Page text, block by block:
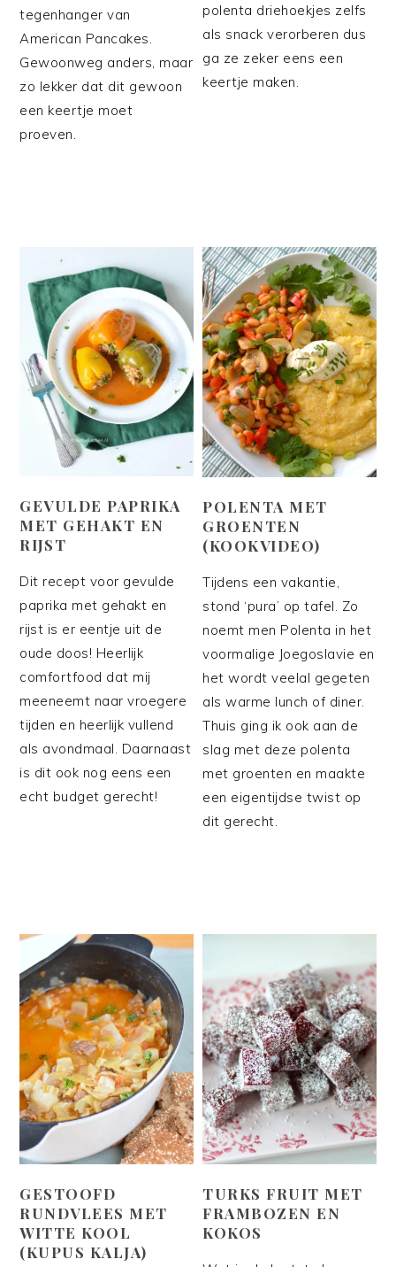
tegenhanger van
American Pancakes.
Gewoonweg anders, maar
zo lekker dat dit gewoon
een keertje moet
proeven.
polenta driehoekjes zelfs
als snack verorberen dus
ga ze zeker eens een
keertje maken.
GEVULDE PAPRIKA
MET GEHAKT EN
RIJST
Dit recept voor gevulde
paprika met gehakt en
rijst is er eentje uit de
oude doos! Heerlijk
comfortfood dat mij
meeneemt naar vroegere
tijden en heerlijk vullend
als avondmaal. Daarnaast
is dit ook nog eens een
echt budget gerecht!
POLENTA MET
GROENTEN
(KOOKVIDEO)
Tijdens een vakantie,
stond ‘pura’ op tafel. Zo
noemt men Polenta in het
voormalige Joegoslavie en
het wordt veelal gegeten
als warme lunch of diner.
Thuis ging ik ook aan de
slag met deze polenta
met groenten en maakte
een eigentijdse twist op
dit gerecht.
GESTOOFD
RUNDVLEES MET
WITTE KOOL
(KUPUS KALJA)
TURKS FRUIT MET
FRAMBOZEN EN
KOKOS